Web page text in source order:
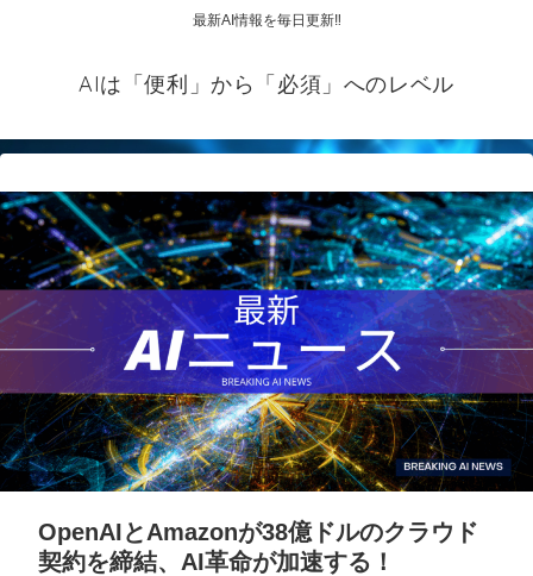
最新AI情報を毎日更新‼
AIは「便利」から「必須」へのレベル
OpenAIとAmazonが38億ドルのクラウド
契約を締結、AI革命が加速する！